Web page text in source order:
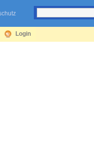
Login